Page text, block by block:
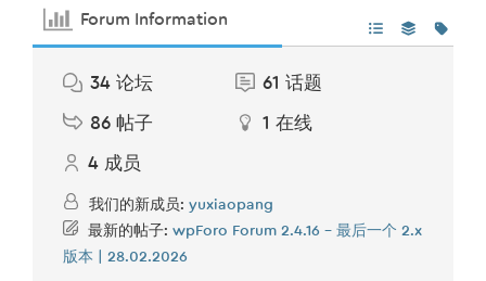
Forum Information
34 论坛 61 话题
86 帖子 1 在线
4 成员
我们的新成员: yuxiaopang
最新的帖子: wpForo Forum 2.4.16 – 最后一个 2.x
版本 | 28.02.2026